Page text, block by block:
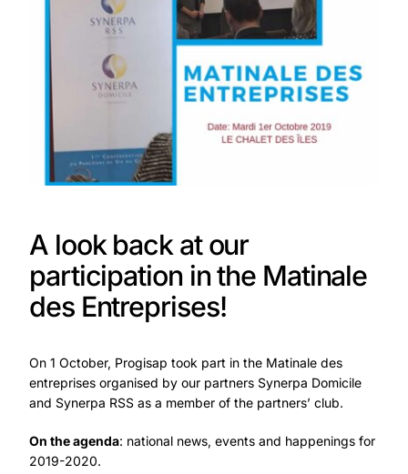
A look back at our
participation in the Matinale
des Entreprises!
On 1 October, Progisap took part in the Matinale des
entreprises organised by our partners Synerpa Domicile
and Synerpa RSS as a member of the partners’ club.
On the agenda: national news, events and happenings for
2019-2020.